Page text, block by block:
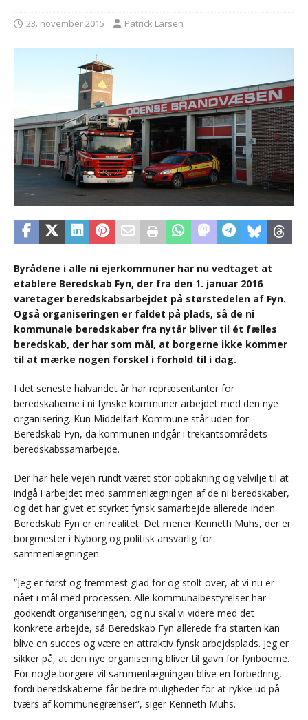
23. november 2015 Patrick Larsen
Byrådene i alle ni ejerkommuner har nu vedtaget at
etablere Beredskab Fyn, der fra den 1. januar 2016
varetager beredskabsarbejdet på størstedelen af Fyn.
Også organiseringen er faldet på plads, så de ni
kommunale beredskaber fra nytår bliver til ét fælles
beredskab, der har som mål, at borgerne ikke kommer
til at mærke nogen forskel i forhold til i dag.
I det seneste halvandet år har repræsentanter for
beredskaberne i ni fynske kommuner arbejdet med den nye
organisering. Kun Middelfart Kommune står uden for
Beredskab Fyn, da kommunen indgår i trekantsområdets
beredskabssamarbejde.
Der har hele vejen rundt været stor opbakning og velvilje til at
indgå i arbejdet med sammenlægningen af de ni beredskaber,
og det har givet et styrket fynsk samarbejde allerede inden
Beredskab Fyn er en realitet. Det mener Kenneth Muhs, der er
borgmester i Nyborg og politisk ansvarlig for
sammenlægningen:
”Jeg er først og fremmest glad for og stolt over, at vi nu er
nået i mål med processen. Alle kommunalbestyrelser har
godkendt organiseringen, og nu skal vi videre med det
konkrete arbejde, så Beredskab Fyn allerede fra starten kan
blive en succes og være en attraktiv fynsk arbejdsplads. Jeg er
sikker på, at den nye organisering bliver til gavn for fynboerne.
For nogle borgere vil sammenlægningen blive en forbedring,
fordi beredskaberne får bedre muligheder for at rykke ud på
tværs af kommunegrænser”, siger Kenneth Muhs.